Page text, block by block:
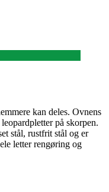
kan deles. Ovnens
på skorpen.
stål, rustfrit stål og er
letter rengøring og